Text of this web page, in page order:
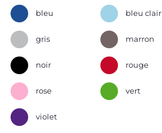
bleu bleu clair
gris marron
noir rouge
rose vert
violet